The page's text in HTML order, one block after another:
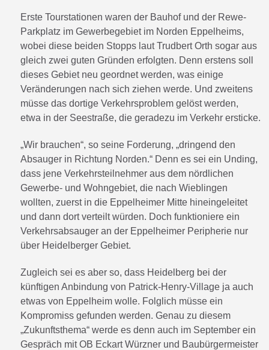
Erste Tourstationen waren der Bauhof und der Rewe-
Parkplatz im Gewerbegebiet im Norden Eppelheims,
wobei diese beiden Stopps laut Trudbert Orth sogar aus
gleich zwei guten Gründen erfolgten. Denn erstens soll
dieses Gebiet neu geordnet werden, was einige
Veränderungen nach sich ziehen werde. Und zweitens
müsse das dortige Verkehrsproblem gelöst werden,
etwa in der Seestraße, die geradezu im Verkehr ersticke.
„Wir brauchen“, so seine Forderung, „dringend den
Absauger in Richtung Norden.“ Denn es sei ein Unding,
dass jene Verkehrsteilnehmer aus dem nördlichen
Gewerbe- und Wohngebiet, die nach Wieblingen
wollten, zuerst in die Eppelheimer Mitte hineingeleitet
und dann dort verteilt würden. Doch funktioniere ein
Verkehrsabsauger an der Eppelheimer Peripherie nur
über Heidelberger Gebiet.
Zugleich sei es aber so, dass Heidelberg bei der
künftigen Anbindung von Patrick-Henry-Village ja auch
etwas von Eppelheim wolle. Folglich müsse ein
Kompromiss gefunden werden. Genau zu diesem
„Zukunftsthema“ werde es denn auch im September ein
Gespräch mit OB Eckart Würzner und Baubürgermeister